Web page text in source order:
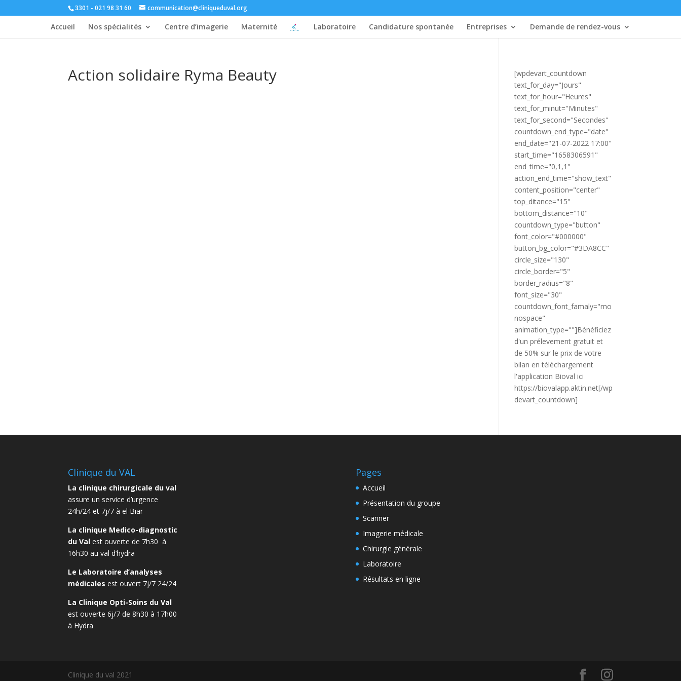
3301 - 021 98 31 60 communication@cliniqueduval.org
Accueil Nos spécialités Centre d’imagerie Maternité Laboratoire Candidature spontanée Entreprises Demande de rendez-vous
Action solidaire Ryma Beauty
[wpdevart_countdown
text_for_day="Jours"
text_for_hour="Heures"
text_for_minut="Minutes"
text_for_second="Secondes"
countdown_end_type="date"
end_date="21-07-2022 17:00"
start_time="1658306591"
end_time="0,1,1"
action_end_time="show_text"
content_position="center"
top_ditance="15"
bottom_distance="10"
countdown_type="button"
font_color="#000000"
button_bg_color="#3DA8CC"
circle_size="130"
circle_border="5"
border_radius="8"
font_size="30"
countdown_font_famaly="mo
nospace"
animation_type=""]Bénéficiez
d'un prélevement gratuit et
de 50% sur le prix de votre
bilan en téléchargement
l'application Bioval ici
https://biovalapp.aktin.net[/wp
devart_countdown]
Clinique du VAL
La clinique chirurgicale du val
assure un service d’urgence
24h/24 et 7j/7 à el Biar
La clinique Medico-diagnostic
du Val est ouverte de 7h30 à
16h30 au val d’hydra
Le Laboratoire d’analyses
médicales est ouvert 7j/7 24/24
La Clinique Opti-Soins du Val
est ouverte 6j/7 de 8h30 à 17h00
à Hydra
Pages
Accueil
Présentation du groupe
Scanner
Imagerie médicale
Chirurgie générale
Laboratoire
Résultats en ligne
Clinique du val 2021